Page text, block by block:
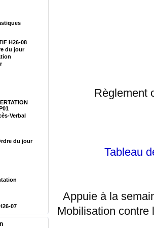
H26-08
du jour
Verbal
du jour
07
Règlement
Tableau
Appuie à la
Mobilisation contre